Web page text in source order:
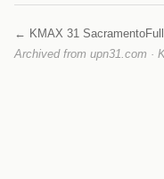
← KMAX 31 Sacramento
Archived from upn31.com ·